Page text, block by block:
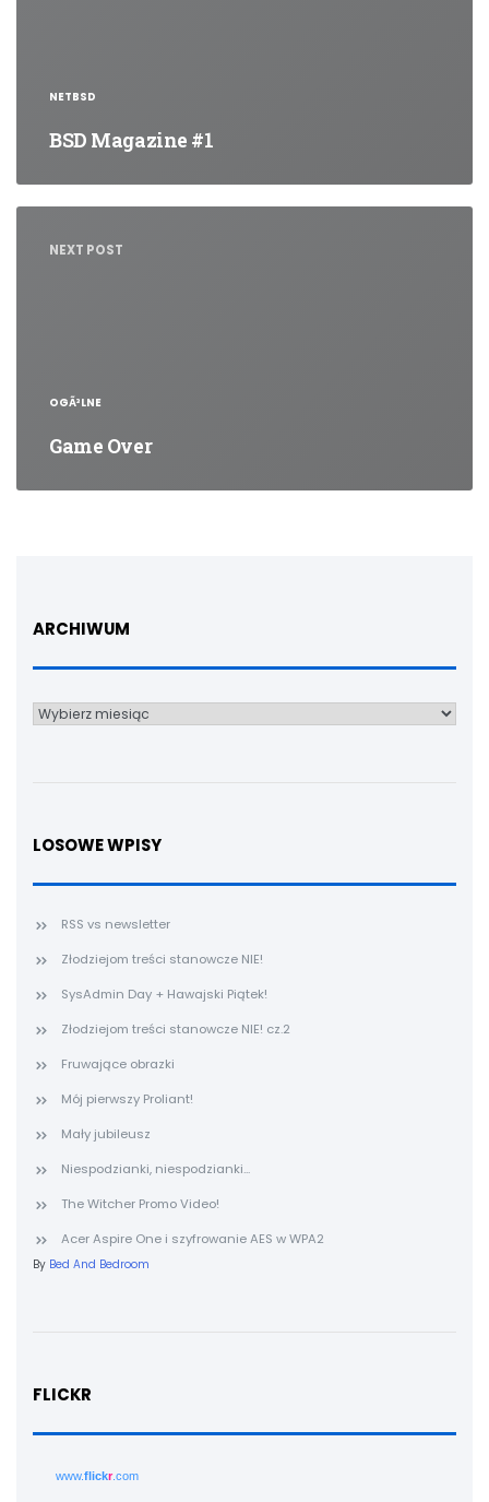
NETBSD
BSD Magazine #1
NEXT POST
OGÃ³LNE
Game Over
ARCHIWUM
Archiwum
LOSOWE WPISY
RSS vs newsletter
Złodziejom treści stanowcze NIE!
SysAdmin Day + Hawajski Piątek!
Złodziejom treści stanowcze NIE! cz.2
Fruwające obrazki
Mój pierwszy Proliant!
Mały jubileusz
Niespodzianki, niespodzianki...
The Witcher Promo Video!
Acer Aspire One i szyfrowanie AES w WPA2
By Bed And Bedroom
FLICKR
www.flickr.com